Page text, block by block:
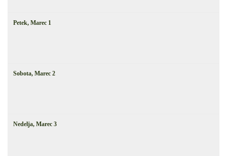
Petek, Marec 1
Sobota, Marec 2
Nedelja, Marec 3